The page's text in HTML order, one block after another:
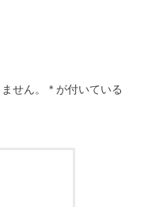
せん。 * が付いている